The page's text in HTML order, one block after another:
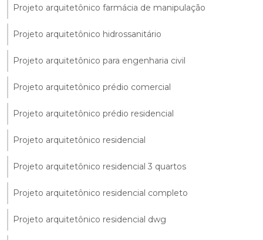
Projeto arquitetônico farmácia de manipulação
Projeto arquitetônico hidrossanitário
Projeto arquitetônico para engenharia civil
Projeto arquitetônico prédio comercial
Projeto arquitetônico prédio residencial
Projeto arquitetônico residencial
Projeto arquitetônico residencial 3 quartos
Projeto arquitetônico residencial completo
Projeto arquitetônico residencial dwg